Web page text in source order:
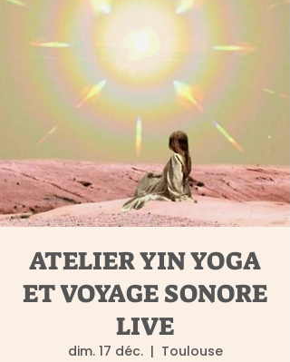
ATELIER YIN YOGA
ET VOYAGE SONORE
LIVE
dim. 17 déc.
  |
Toulouse